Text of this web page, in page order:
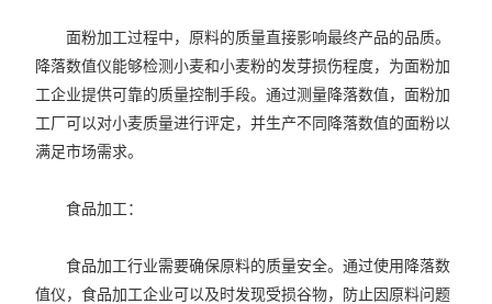
面粉加工过程中，原料的质量直接影响最终产品的品质。
降落数值仪能够检测小麦和小麦粉的发芽损伤程度，为面粉加
工企业提供可靠的质量控制手段。通过测量降落数值，面粉加
工厂可以对小麦质量进行评定，并生产不同降落数值的面粉以
满足市场需求。
食品加工：
食品加工行业需要确保原料的质量安全。通过使用降落数
值仪，食品加工企业可以及时发现受损谷物，防止因原料问题